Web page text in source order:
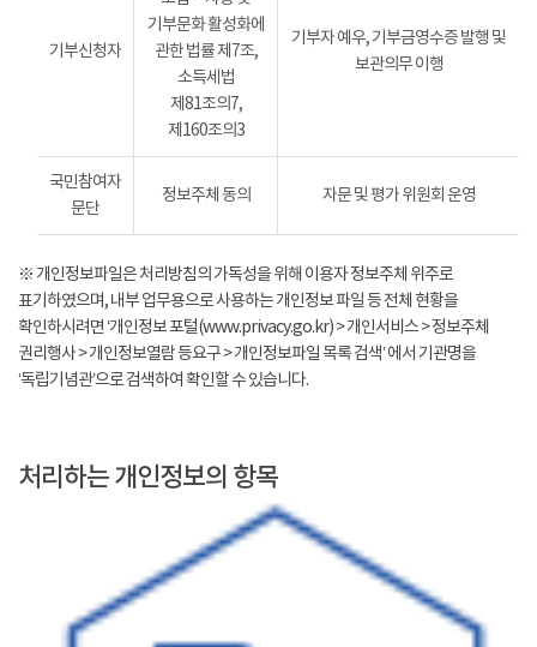
기부신청자
기부문화 활성화에
관한 법률 제7조,
소득세법
제81조의7,
제160조의3
기부자 예우, 기부금영수증 발행 및
보관의무 이행
국민참여자
문단
정보주체 동의 자문 및 평가 위원회 운영
※ 개인정보파일은 처리방침의 가독성을 위해 이용자 정보주체 위주로
표기하였으며, 내부 업무용으로 사용하는 개인정보 파일 등 전체 현황을
확인하시려면 ‘개인정보 포털(www.privacy.go.kr) > 개인서비스 > 정보주체
권리행사 > 개인정보열람 등요구 > 개인정보파일 목록 검색’ 에서 기관명을
‘독립기념관’으로 검색하여 확인할 수 있습니다.
처리하는 개인정보의 항목